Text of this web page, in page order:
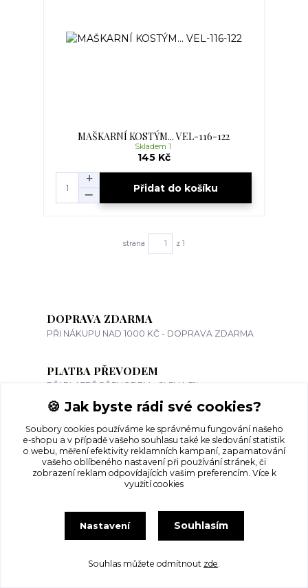
MAŠKARNÍ KOSTÝM... VEL-116-122
145 Kč
Skladem 1
Přidat do košíku
strana z 1
DOPRAVA ZDARMA
PŘI NÁKUPU NAD 1000 KČ - DOPRAVA ZDARMA
PLATBA PŘEVODEM
PŘI PLATBĚ PŘEVODEM - SLEVA 5%
KAŽDÝ TÝDEN NOVÉ ZBOŽÍ
VKLAD KLUCI - NEDĚLE VKLAD HOLKY - PONDĚLÍ
KAMENNÝ OBCHOD
NAVŠTIVTE NÁŠ OBCHOD VE SBORU 12 IVANČICE
Informace pro zákazníky
🍪 Jak byste rádi své cookies?
Soubory cookies používáme ke správnému fungování našeho
e-shopu a v případě vašeho souhlasu také ke sledování statistik
o webu, měření efektivity reklamních kampaní, zapamatování
vašeho oblíbeného nastavení při používání stránek, či
zobrazení reklam odpovídajících vašim preferencím. Více k
využití cookies
Nastavení Souhlasím
Souhlas můžete odmítnout zde